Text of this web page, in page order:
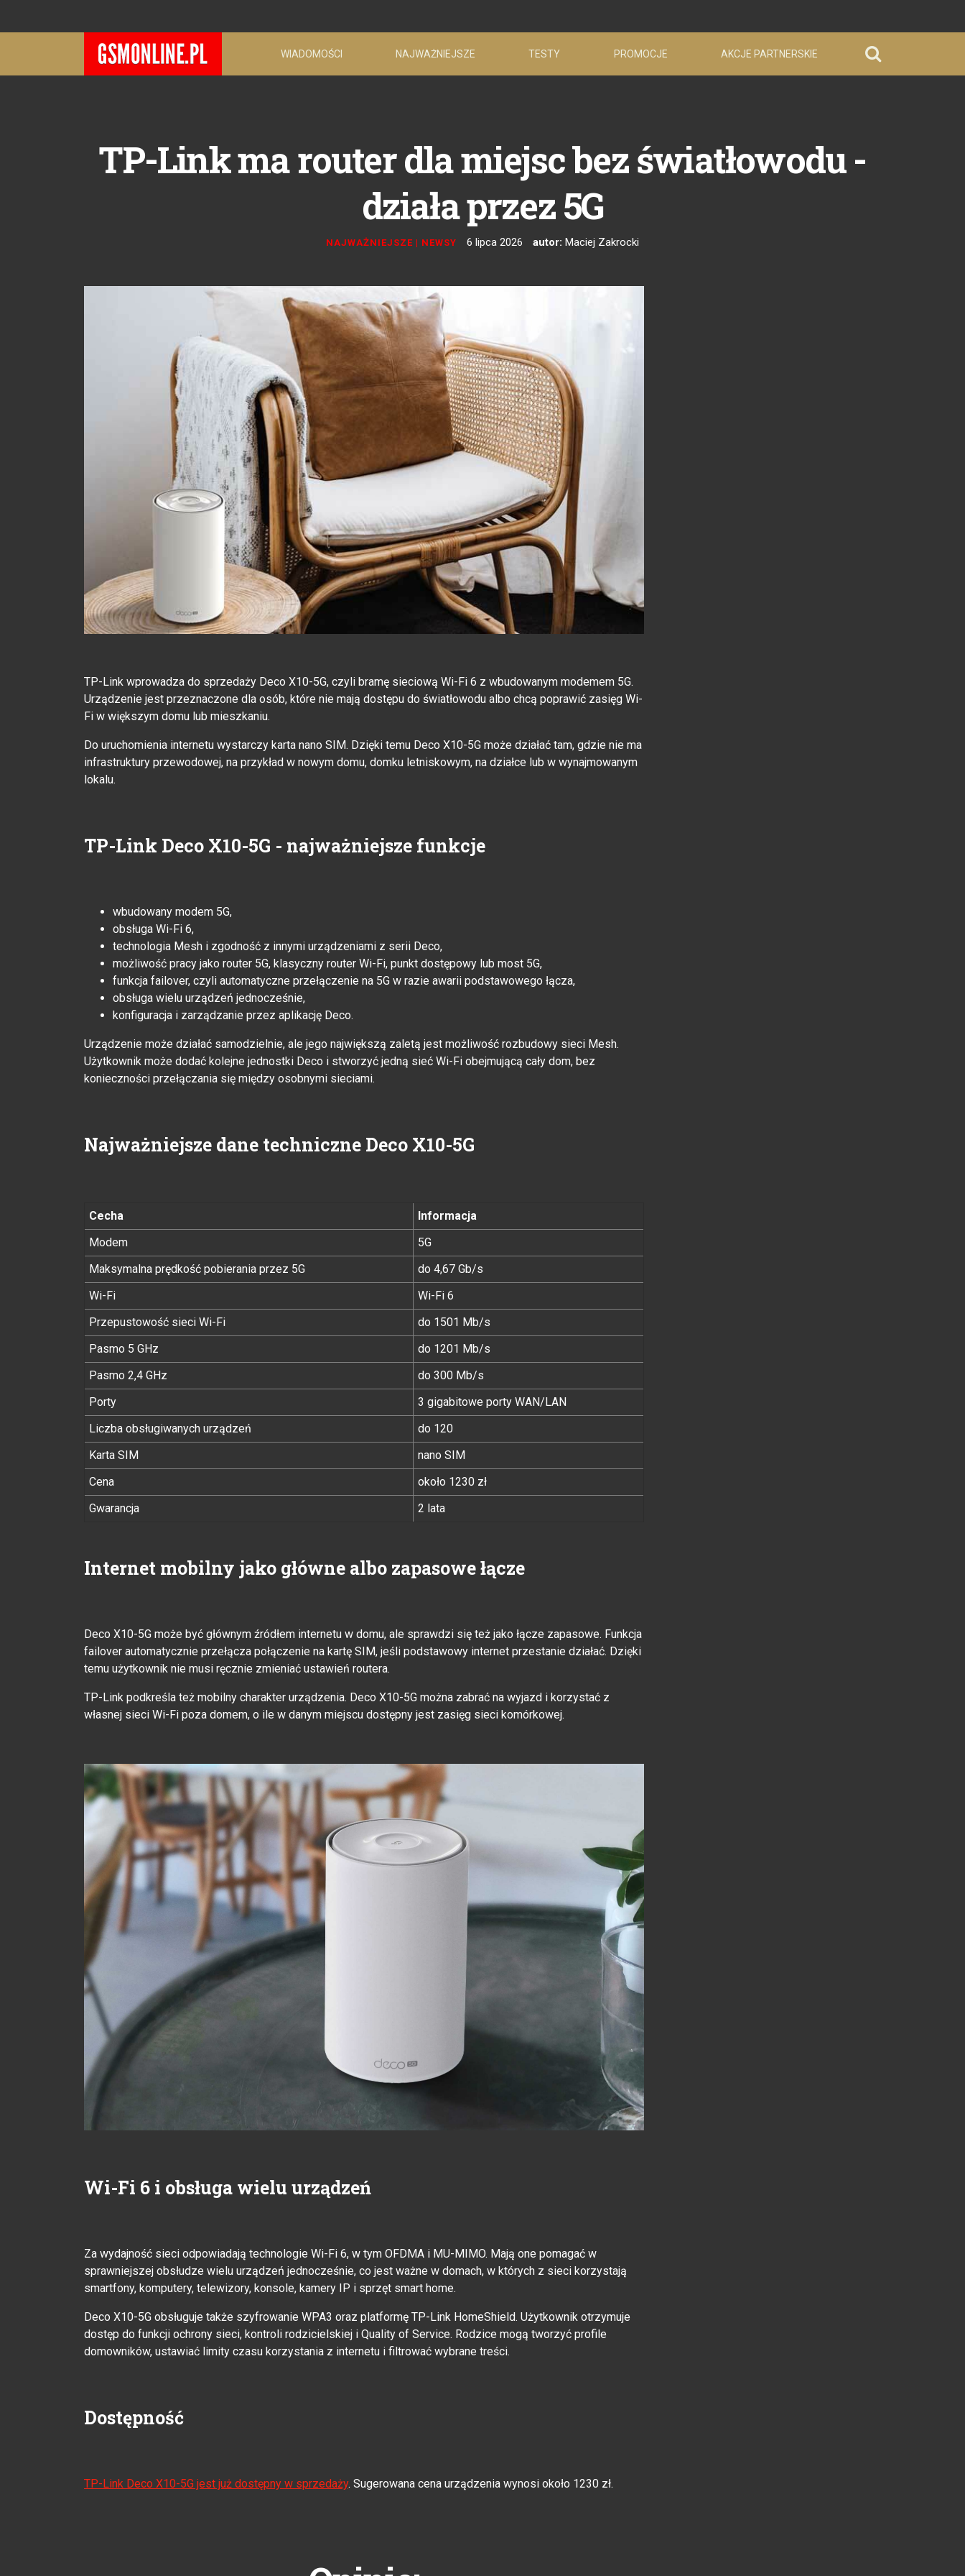
WIADOMOŚCI NAJWAŻNIEJSZE TESTY PROMOCJE AKCJE PARTNERSKIE
TP-Link ma router dla miejsc bez światłowodu -
działa przez 5G
NAJWAŻNIEJSZE | NEWSY 6 lipca 2026 autor: Maciej Zakrocki
TP-Link wprowadza do sprzedaży Deco X10-5G, czyli bramę sieciową Wi-Fi 6 z wbudowanym modemem 5G.
Urządzenie jest przeznaczone dla osób, które nie mają dostępu do światłowodu albo chcą poprawić zasięg Wi-
Fi w większym domu lub mieszkaniu.
Do uruchomienia internetu wystarczy karta nano SIM. Dzięki temu Deco X10-5G może działać tam, gdzie nie ma
infrastruktury przewodowej, na przykład w nowym domu, domku letniskowym, na działce lub w wynajmowanym
lokalu.
TP-Link Deco X10-5G - najważniejsze funkcje
wbudowany modem 5G,
obsługa Wi-Fi 6,
technologia Mesh i zgodność z innymi urządzeniami z serii Deco,
możliwość pracy jako router 5G, klasyczny router Wi-Fi, punkt dostępowy lub most 5G,
funkcja failover, czyli automatyczne przełączenie na 5G w razie awarii podstawowego łącza,
obsługa wielu urządzeń jednocześnie,
konfiguracja i zarządzanie przez aplikację Deco.
Urządzenie może działać samodzielnie, ale jego największą zaletą jest możliwość rozbudowy sieci Mesh.
Użytkownik może dodać kolejne jednostki Deco i stworzyć jedną sieć Wi-Fi obejmującą cały dom, bez
konieczności przełączania się między osobnymi sieciami.
Najważniejsze dane techniczne Deco X10-5G
Cecha
Informacja
Modem
5G
Maksymalna prędkość pobierania przez 5G
do 4,67 Gb/s
Wi-Fi
Wi-Fi 6
Przepustowość sieci Wi-Fi
do 1501 Mb/s
Pasmo 5 GHz
do 1201 Mb/s
Pasmo 2,4 GHz
do 300 Mb/s
Porty
3 gigabitowe porty WAN/LAN
Liczba obsługiwanych urządzeń
do 120
Karta SIM
nano SIM
Cena
około 1230 zł
Gwarancja
2 lata
Internet mobilny jako główne albo zapasowe łącze
Deco X10-5G może być głównym źródłem internetu w domu, ale sprawdzi się też jako łącze zapasowe. Funkcja
failover automatycznie przełącza połączenie na kartę SIM, jeśli podstawowy internet przestanie działać. Dzięki
temu użytkownik nie musi ręcznie zmieniać ustawień routera.
TP-Link podkreśla też mobilny charakter urządzenia. Deco X10-5G można zabrać na wyjazd i korzystać z
własnej sieci Wi-Fi poza domem, o ile w danym miejscu dostępny jest zasięg sieci komórkowej.
Wi-Fi 6 i obsługa wielu urządzeń
Za wydajność sieci odpowiadają technologie Wi-Fi 6, w tym OFDMA i MU-MIMO. Mają one pomagać w
sprawniejszej obsłudze wielu urządzeń jednocześnie, co jest ważne w domach, w których z sieci korzystają
smartfony, komputery, telewizory, konsole, kamery IP i sprzęt smart home.
Deco X10-5G obsługuje także szyfrowanie WPA3 oraz platformę TP-Link HomeShield. Użytkownik otrzymuje
dostęp do funkcji ochrony sieci, kontroli rodzicielskiej i Quality of Service. Rodzice mogą tworzyć profile
domowników, ustawiać limity czasu korzystania z internetu i filtrować wybrane treści.
Dostępność
TP-Link Deco X10-5G jest już dostępny w sprzedaży. Sugerowana cena urządzenia wynosi około 1230 zł.